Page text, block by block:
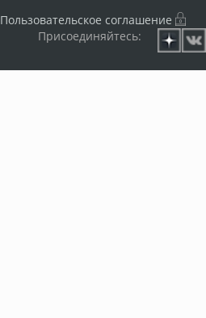
Пользовательское соглашение
Присоединяйтесь: